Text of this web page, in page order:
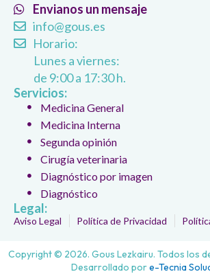
Envianos un mensaje
info@gous.es
Horario:
Lunes a viernes:
de 9:00 a 17:30 h.
Servicios:
Medicina General
Medicina Interna
Segunda opinión
Cirugía veterinaria
Diagnóstico por imagen
Diagnóstico
Legal:
Aviso Legal Política de Privacidad
Copyright © 2026. Gous Lezkairu. Todos los
Desarrollado pore-Tecnia